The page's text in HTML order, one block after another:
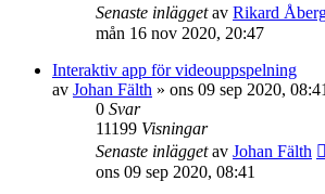
Senaste inläggetav Rikard
mån 16 nov 2020, 20:47
Interaktiv app för videouppspelning
av Johan Fälth » ons 09 sep 2020, 08:41
0 Svar
11199 Visningar
Senaste inläggetav Johan Fälth
ons 09 sep 2020, 08:41